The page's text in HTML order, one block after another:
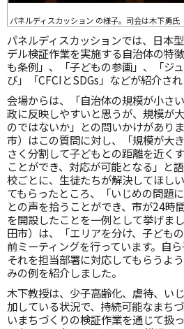
パネルディスカッション の様子。司会は木下勇氏
パネルディスカッションでは、日本
デル検証作業を実施する自治体の特
も条例」、「子どもの参画」、「ジ
び」「CFCIとSDGs」などが紹介され
会場からは、「自治体の規模が小さ
政に反映しやすいと思うが、規模が
のではないか」との問いかけがあり
市）はこの質問に対し、「規模が大
さく分割して子どもとの距離を近く
ことができ、対応が可能となる」と
校ごとに、生徒たちが解決してほし
てもらったところ、「いじめの問題
との声を拾うことができ、市が24時
を開設したことを一例として挙げま
田市）は、「エリアを分け、子ども
前ミーティングを行っています。自ら
それを担当部署に対応してもらうよ
みの例を紹介しました。
木下教授は、少子高齢化、虐待、い
加している状況で、持続可能なまち
いまちづくりの検証作業を通じて扱